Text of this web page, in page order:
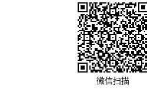
微信扫描